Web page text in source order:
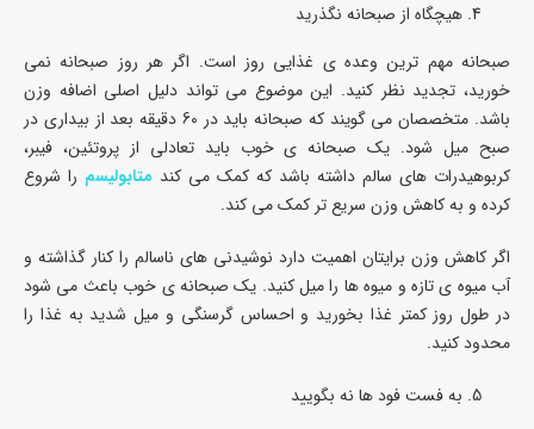
هیچگاه از صبحانه نگذرید
صبحانه مهم ترین وعده ی غذایی روز است. اگر هر روز صبحانه نمی
خورید، تجدید نظر کنید. این موضوع می تواند دلیل اصلی اضافه وزن
باشد. متخصصان می گویند که صبحانه باید در 60 دقیقه بعد از بیداری در
صبح میل شود. یک صبحانه ی خوب باید تعادلی از پروتئین، فیبر،
کربوهیدرات های سالم داشته باشد که کمک می کند متابولیسم را شروع
کرده و به کاهش وزن سریع تر کمک می کند.
اگر کاهش وزن برایتان اهمیت دارد نوشیدنی های ناسالم را کنار گذاشته و
آب میوه ی تازه و میوه ها را میل کنید. یک صبحانه ی خوب باعث می شود
در طول روز کمتر غذا بخورید و احساس گرسنگی و میل شدید به غذا را
محدود کنید.
به فست فود ها نه بگویید